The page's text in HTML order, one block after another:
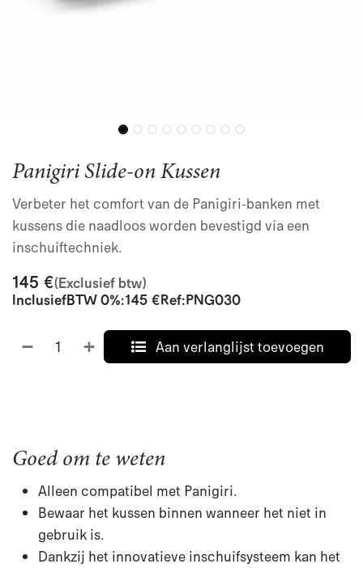
Panigiri Slide-on Kussen
Verbeter het comfort van de Panigiri-banken met
kussens die naadloos worden bevestigd via een
inschuiftechniek.
145 €(Exclusief btw)
InclusiefBTW 0%:145 €Ref:PNG030
Aan verlanglijst toevoegen
Goed om te weten
Alleen compatibel met Panigiri.​
Bewaar het kussen binnen wanneer het niet in
gebruik is.​
Dankzij het innovatieve inschuifsysteem kan het